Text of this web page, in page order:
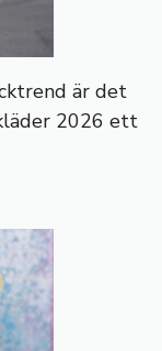
är det
2026 ett